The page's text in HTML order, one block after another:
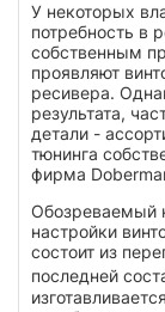
У некоторых
потребность в
собственным
проявляют
ресивера.
результата,
детали -
тюнинга
фирма
Обозреваемый
настройки
состоит из
последней